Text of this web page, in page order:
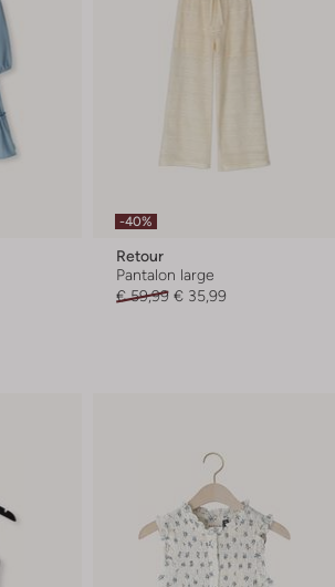
-40%
Retour
Pantalon large
€ 59,99 € 35,99